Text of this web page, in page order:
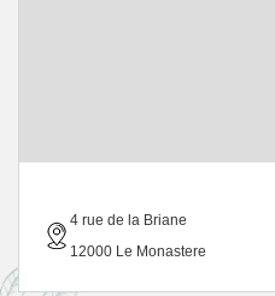
4 rue de la Briane
12000 Le Monastere